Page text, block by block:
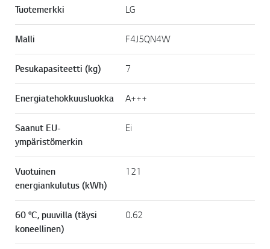
Tuotemerkki LG
Malli F4J5QN4W
Pesukapasiteetti (kg) 7
Energiatehokkuusluokka A+++
Saanut EU-
ympäristömerkin
Ei
Vuotuinen
energiankulutus (kWh)
121
60 °C, puuvilla (täysi
koneellinen)
0.62